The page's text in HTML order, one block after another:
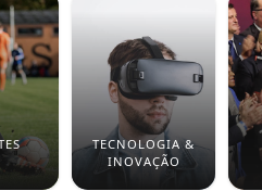
TECNOLOGIA &
INOVAÇÃO